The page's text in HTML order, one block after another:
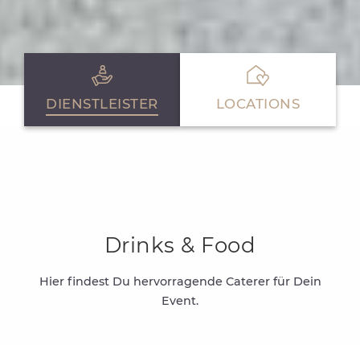
DIENSTLEISTER LOCATIONS
Drinks & Food
Hier findest Du hervorragende Caterer für Dein
Event.